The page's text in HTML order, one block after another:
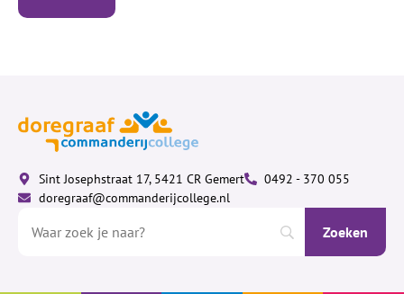
Sint Josephstraat 17, 5421 CR Gemert
0492 - 370 055
doregraaf@commanderijcollege.nl